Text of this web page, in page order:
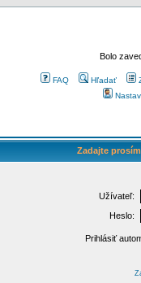
Bolo
FAQ Hľadať
Zadajte
Užívateľ:
Heslo:
Prihlásiť